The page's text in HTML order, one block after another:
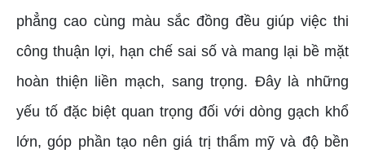
phẳng cao cùng màu sắc đồng đều giúp việc thi
công thuận lợi, hạn chế sai số và mang lại bề mặt
hoàn thiện liền mạch, sang trọng. Đây là những
yếu tố đặc biệt quan trọng đối với dòng gạch khổ
lớn, góp phần tạo nên giá trị thẩm mỹ và độ bền